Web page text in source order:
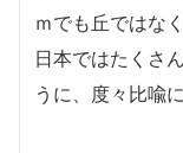
ｍでも丘ではな
日本ではたくさ
うに、度々比喩